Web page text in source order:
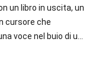
un libro in uscita, un
cursore che
voce nel buio di u...